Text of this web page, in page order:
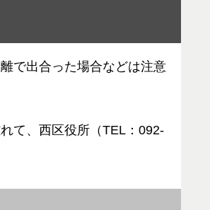
で出合った場合などは注意
て、西区役所（TEL：092-